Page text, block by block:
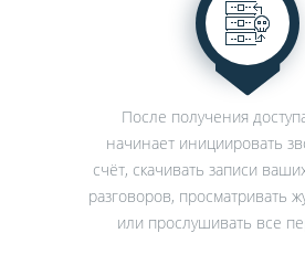
После получения
начинает инициировать
счёт, скачивать записи
разговоров, просматривать
или прослушивать все